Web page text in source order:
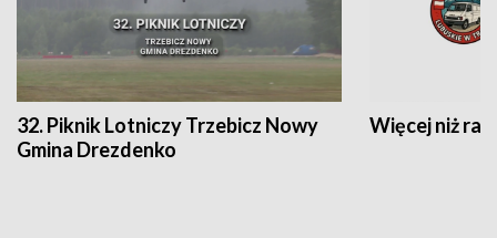
32. Piknik Lotniczy Trzebicz Nowy
Gmina Drezdenko
Więcej niż rajd